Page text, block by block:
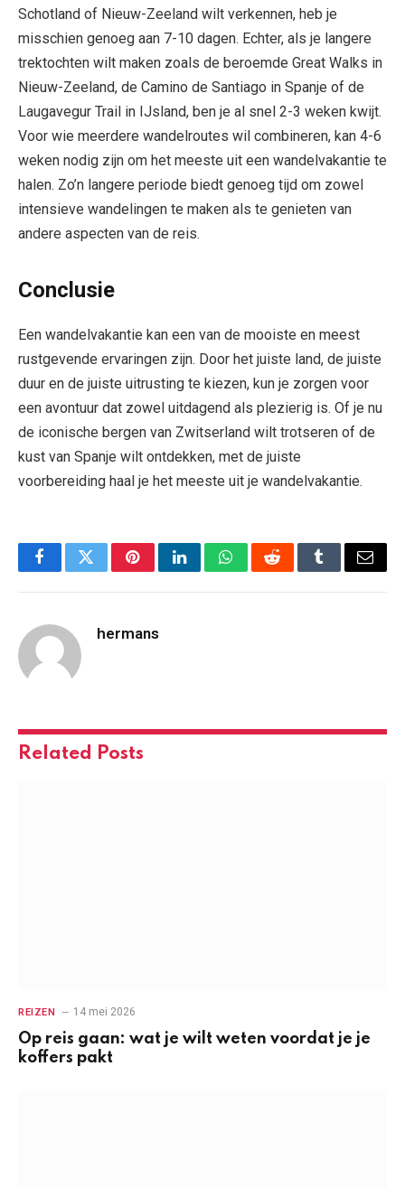
Schotland of Nieuw-Zeeland wilt verkennen, heb je
misschien genoeg aan 7-10 dagen. Echter, als je langere
trektochten wilt maken zoals de beroemde Great Walks in
Nieuw-Zeeland, de Camino de Santiago in Spanje of de
Laugavegur Trail in IJsland, ben je al snel 2-3 weken kwijt.
Voor wie meerdere wandelroutes wil combineren, kan 4-6
weken nodig zijn om het meeste uit een wandelvakantie te
halen. Zo’n langere periode biedt genoeg tijd om zowel
intensieve wandelingen te maken als te genieten van
andere aspecten van de reis.
Conclusie
Een wandelvakantie kan een van de mooiste en meest
rustgevende ervaringen zijn. Door het juiste land, de juiste
duur en de juiste uitrusting te kiezen, kun je zorgen voor
een avontuur dat zowel uitdagend als plezierig is. Of je nu
de iconische bergen van Zwitserland wilt trotseren of de
kust van Spanje wilt ontdekken, met de juiste
voorbereiding haal je het meeste uit je wandelvakantie.
FacebookTwitterPinterestLinkedInWhatsAppRedditTumblrEmail
hermans
Related Posts
REIZEN 14 mei 2026
Op reis gaan: wat je wilt weten voordat je je
koffers pakt